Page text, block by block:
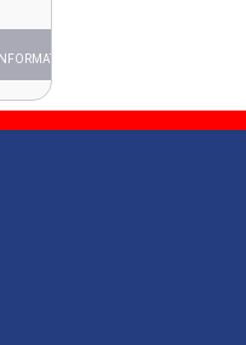
INFORMAȚII